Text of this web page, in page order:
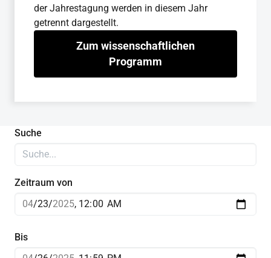
der Jahrestagung werden in diesem Jahr
getrennt dargestellt.
Zum wissenschaftlichen
Programm
Suche
Zeitraum von
Bis